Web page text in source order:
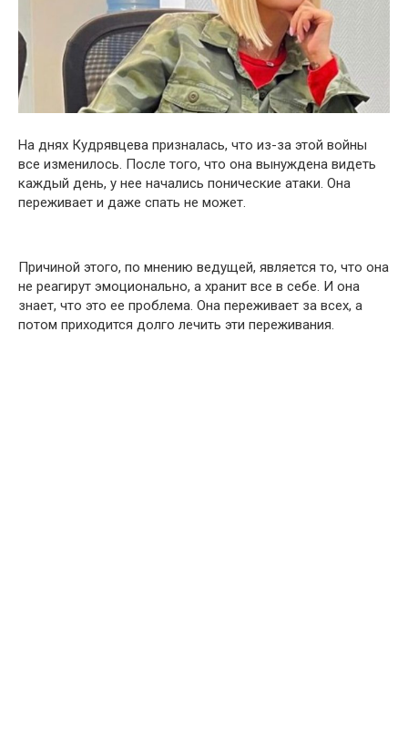
На днях Кудрявцева призналась, что из-за этой войны
все изменилось. После того, что она вынуждена видеть
каждый день, у нее начались понические атаки. Она
переживает и даже спать не может.
Причиной этого, по мнению ведущей, является то, что она
не реагирут эмоционально, а хранит все в себе. И она
знает, что это ее проблема. Она переживает за всех, а
потом приходится долго лечить эти переживания.